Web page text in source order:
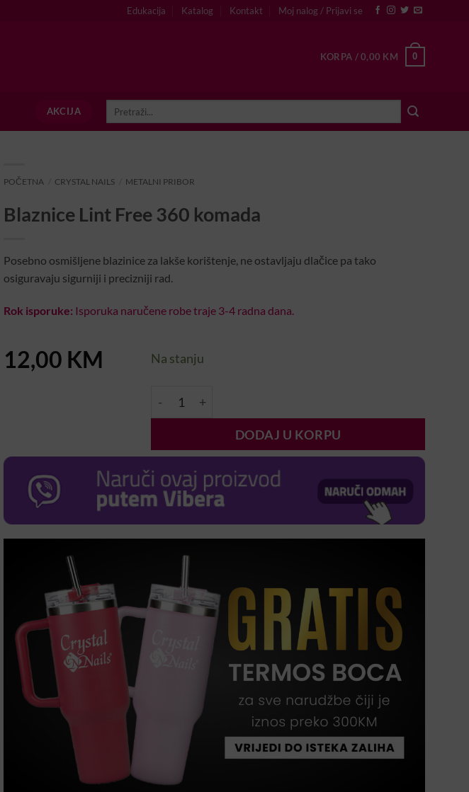
Edukacija Katalog Kontakt Moj nalog / Prijavi se
KORPA /0,00 KM 0
AKCIJA
POČETNA CRYSTAL NAILS METALNI PRIBOR
Blaznice Lint Free 360 komada
Posebno osmišljene blazinice za lakše korištenje, ne ostavljaju dlačice pa tako
osiguravaju sigurniji i precizniji rad.
Rok isporuke: Isporuka naručene robe traje 3-4 radna dana.
12,00 KM Na stanju
Blaznice Lint Free 360 komada količina
DODAJ U KORPU